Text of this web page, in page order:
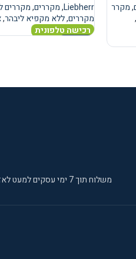
,מקרר
,
Liebherr
,מקררים,מקררים
מקררים,ללא מקפיא ליבהר,
רכישה טלפונית
משלוח תוך 7 ימי עסקים למעט לאזורים מרוחקים ומחוץ לקו הירוק